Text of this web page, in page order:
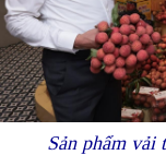
Sản phẩm vải